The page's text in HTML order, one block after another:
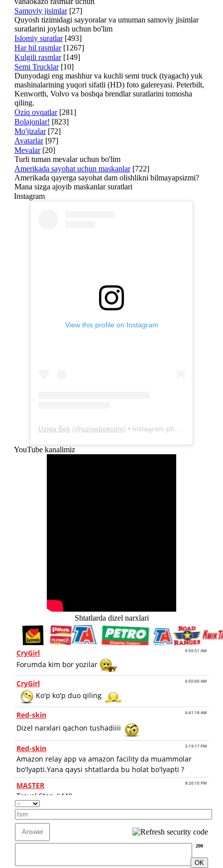
Samoviy jisimlar [27]
Quyosh tizimidagi sayyoralar va umuman samoviy jisimlar
suratlarini joylash uchun bo'lim
Islomiy suratlar [493]
Har hil rasmlar [1267]
Kulgili rasmlar [149]
Semi Trucklar [10]
Dunyodagi eng mashhur va kuchli semi truck (tyagach) yuk
mashinalarining yuqori sifatli (HD) foto galereyasi. Peterbilt,
Kenworth, Volvo va boshqa brendlar suratlarini tomosha
qiling.
Oziq ovqatlar [281]
Bolajonlar! [823]
Mo'jizalar [72]
Avatarlar [97]
Mevalar [20]
Turli tuman mevalar uchun bo'lim
Amerikada sayohat uchun maskanlar [722]
Amerikada qayerga sayohat dam olishlikni bilmayapsizmi?
Mana sizga ajoyib maskanlar suratlari
Instagram
View this profile on Instagram
Uziga Bek (@uzigabekcom) • Instagram photos and videos
YouTube kanalimiz
Shtatlarda dizel narxlari
200